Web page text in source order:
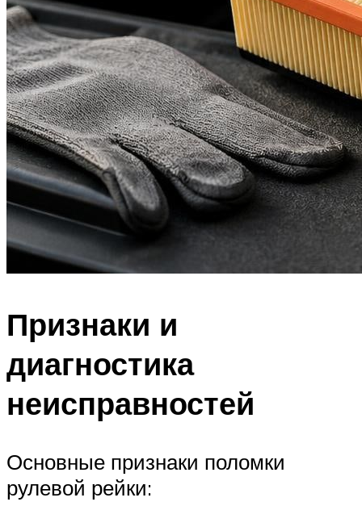
Признаки и
диагностика
неисправностей
Основные признаки поломки
рулевой рейки: